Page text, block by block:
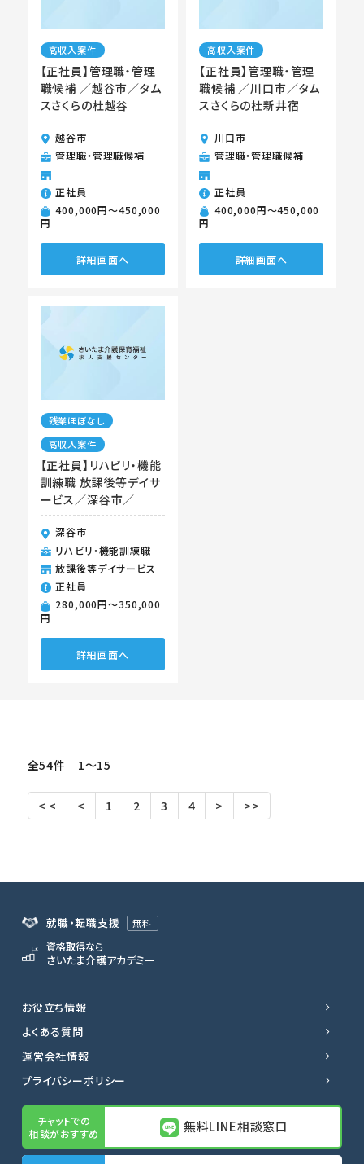
高収入案件
【正社員】管理職・管理
職候補 ／越谷市／タム
スさくらの杜越谷
越谷市
管理職・管理職候補
正社員
400,000円〜450,000
円
詳細画面へ
高収入案件
【正社員】管理職・管理
職候補 ／川口市／タム
スさくらの杜新井宿
川口市
管理職・管理職候補
正社員
400,000円〜450,000
円
詳細画面へ
残業ほぼなし
高収入案件
【正社員】リハビリ・機能
訓練職 放課後等デイサ
ービス／深谷市／
深谷市
リハビリ・機能訓練職
放課後等デイサービス
正社員
280,000円〜350,000
円
詳細画面へ
全54件 1〜15
< < < 1 2 3 4 > >>
就職・転職支援 無料
資格取得なら
さいたま介護アカデミー
お役立ち情報
よくある質問
運営会社情報
プライバシーポリシー
無料LINE相談窓口